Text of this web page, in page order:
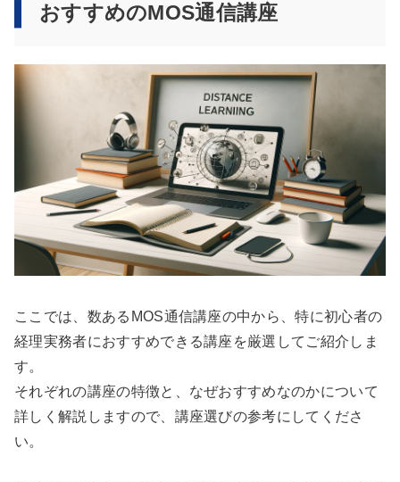
おすすめのMOS通信講座
ここでは、数あるMOS通信講座の中から、特に初心者の
経理実務者におすすめできる講座を厳選してご紹介しま
す。
それぞれの講座の特徴と、なぜおすすめなのかについて
詳しく解説しますので、講座選びの参考にしてくださ
い。